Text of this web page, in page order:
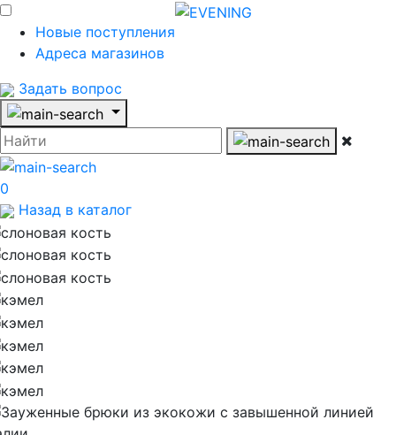
Новые поступления
Адреса магазинов
Задать вопрос
0
Назад в каталог